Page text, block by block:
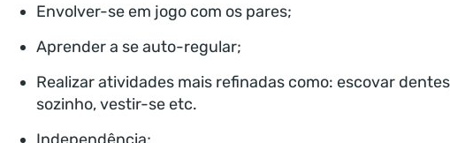
Envolver-se em jogo com os pares;
Aprender a se auto-regular;
Realizar atividades mais refinadas como: escovar
sozinho, vestir-se etc.